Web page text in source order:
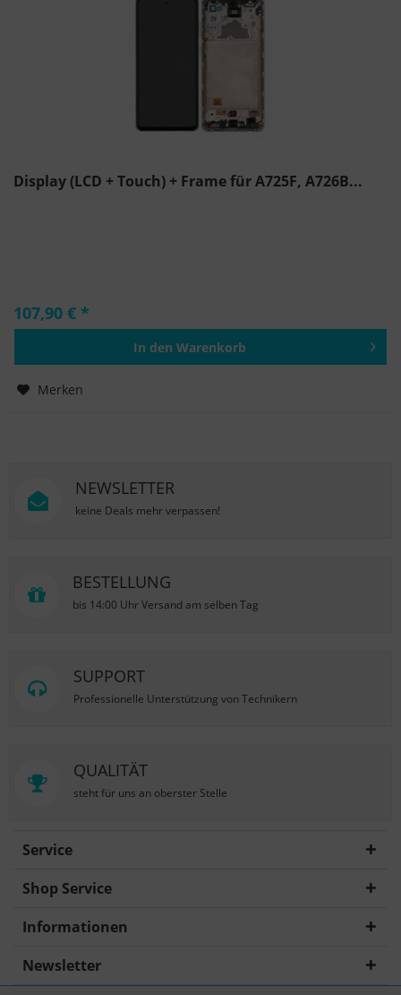
Display (LCD + Touch) + Frame für A725F, A726B...
107,90 € *
In den Warenkorb
Merken
NEWSLETTER
keine Deals mehr verpassen!
BESTELLUNG
bis 14:00 Uhr Versand am selben Tag
SUPPORT
Professionelle Unterstützung von Technikern
QUALITÄT
steht für uns an oberster Stelle
Service
Shop Service
Informationen
Newsletter